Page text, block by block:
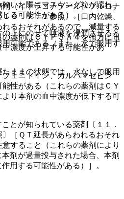
いた際にマスキング粒が壊れ、
る可能性がある）。
上にのせて唾液を浸潤させると
可能である（また、水で服用す
ままの状態では、水なしで服用
（イトラコナゾール、フルコナ
６．７．１参照〕［口内乾燥、
るおそれがあるので、減量する
薬剤はＣＹＰ３Ａ４を強力に阻
濃度が上昇する可能性があ
ェニトイン、カルバマゼピン
性がある（これらの薬剤はＣＹ
より本剤の血中濃度が低下する可
とが知られている薬剤〔１１．
［ＱＴ延長があらわれるおそれ
すること（これらの薬剤により
剤が過量投与された場合、本剤
用する可能性がある）］。